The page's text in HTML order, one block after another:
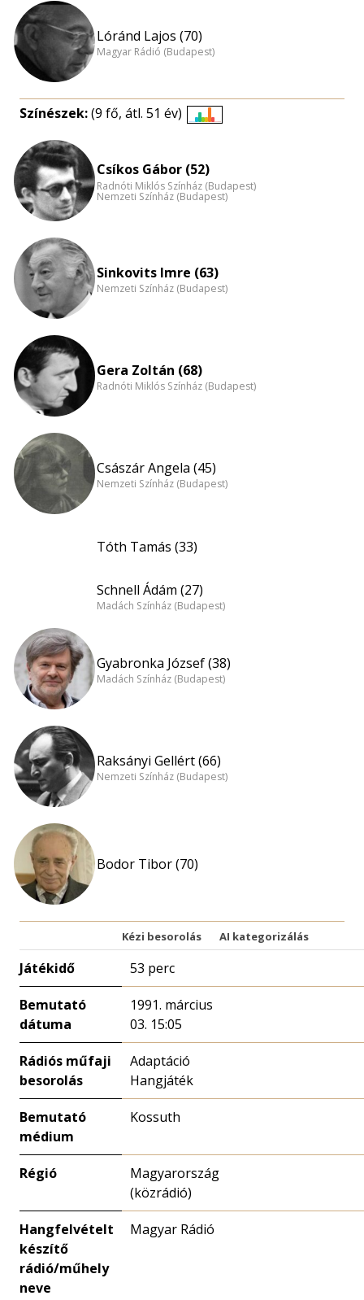
Lóránd Lajos (70)
Magyar Rádió (Budapest)
Színészek:(9 fő, átl. 51 év)
nagyítása
Csíkos Gábor (52)
Radnóti Miklós Színház (Budapest)
Nemzeti Színház (Budapest)
Sinkovits Imre (63)
Nemzeti Színház (Budapest)
Gera Zoltán (68)
Radnóti Miklós Színház (Budapest)
Császár Angela (45)
Nemzeti Színház (Budapest)
Tóth Tamás (33)
Schnell Ádám (27)
Madách Színház (Budapest)
Gyabronka József (38)
Madách Színház (Budapest)
Raksányi Gellért (66)
Nemzeti Színház (Budapest)
Bodor Tibor (70)
Kézi besorolás AI kategorizálás
Játékidő 53 perc
Bemutató
dátuma
1991. március
03. 15:05
Rádiós műfaji
besorolás
Adaptáció
Hangjáték
Bemutató
médium
Kossuth
Régió
Magyarország
(közrádió)
Hangfelvételt
készítő
rádió/műhely
neve
Magyar Rádió